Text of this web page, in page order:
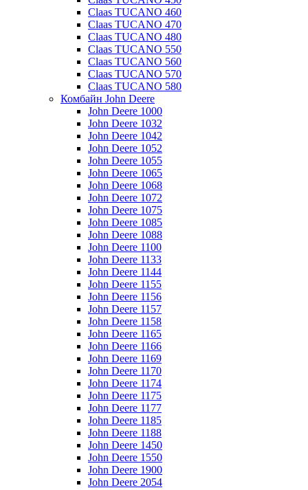
Claas TUCANO 460
Claas TUCANO 470
Claas TUCANO 480
Claas TUCANO 550
Claas TUCANO 560
Claas TUCANO 570
Claas TUCANO 580
Комбайн John Deere
John Deere 1000
John Deere 1032
John Deere 1042
John Deere 1052
John Deere 1055
John Deere 1065
John Deere 1068
John Deere 1072
John Deere 1075
John Deere 1085
John Deere 1088
John Deere 1100
John Deere 1133
John Deere 1144
John Deere 1155
John Deere 1156
John Deere 1157
John Deere 1158
John Deere 1165
John Deere 1166
John Deere 1169
John Deere 1170
John Deere 1174
John Deere 1175
John Deere 1177
John Deere 1185
John Deere 1188
John Deere 1450
John Deere 1550
John Deere 1900
John Deere 2054